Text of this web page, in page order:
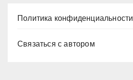
Политика конфиденциальности
Связаться с автором